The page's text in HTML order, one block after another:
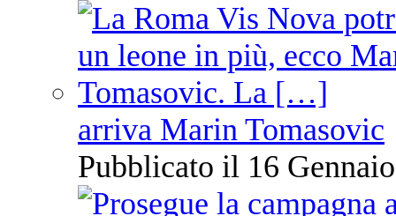
arriva Marin Tomasovic
Pubblicato il 16